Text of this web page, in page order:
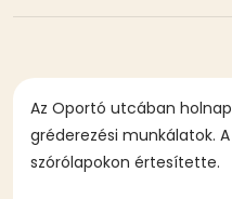
Az Oportó utcában holnap
gréderezési munkálatok.
szórólapokon értesítette.